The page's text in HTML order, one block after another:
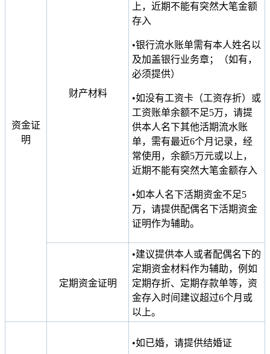
资金证
明
财产材料
上，近期不能有突然大笔金额
存入
•银行流水账单需有本人姓名以
及加盖银行业务章；（如有，
必须提供）
•如没有工资卡（工资存折）或
工资账单余额不足5万，请提
供本人名下其他活期流水账
单，需有最近6个月记录，经
常使用，余额5万元或以上，
近期不能有突然大笔金额存入
•如本人名下活期资金不足5
万，请提供配偶名下活期资金
证明作为辅助。
定期资金证明
•建议提供本人或者配偶名下的
定期资金材料作为辅助，例如
定期存折、定期存款单等，资
金存入时间建议超过6个月或
以上。
•如已婚，请提供结婚证